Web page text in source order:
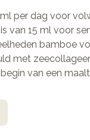
per dag voor
van 15 ml voor
bamboe
met
van een